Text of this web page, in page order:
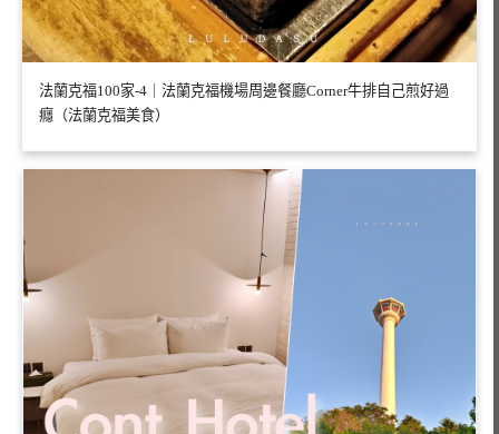
法蘭克福100家-4｜法蘭克福機場周邊餐廳Corner牛排自己煎好過
癮（法蘭克福美食）